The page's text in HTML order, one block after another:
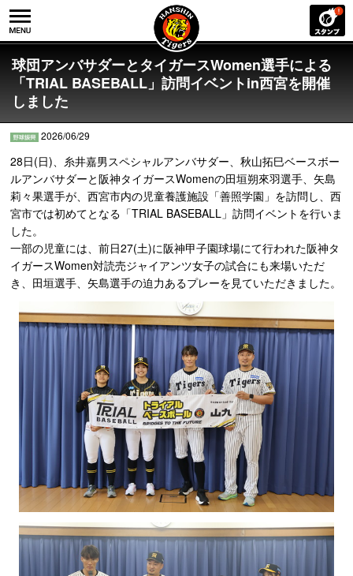
球団アンバサダーとタイガースWomen選手による
「TRIAL BASEBALL」訪問イベントin西宮を開催
しました
2026/06/29
28日(日)、糸井嘉男スペシャルアンバサダー、秋山拓巳ベースボー
ルアンバサダーと阪神タイガースWomenの田垣朔來羽選手、矢島
莉々果選手が、西宮市内の児童養護施設「善照学園」を訪問し、西
宮市では初めてとなる「TRIAL BASEBALL」訪問イベントを行いま
した。
一部の児童には、前日27(土)に阪神甲子園球場にて行われた阪神タ
イガースWomen対読売ジャイアンツ女子の試合にも来場いただ
き、田垣選手、矢島選手の迫力あるプレーを見ていただきました。